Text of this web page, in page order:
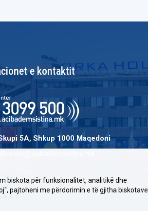
e kontaktit
5A, Shkup 1000 Maqedoni
biskota për funksionalitet, analitikë dhe
pajtoheni me përdorimin e të gjitha biskotave